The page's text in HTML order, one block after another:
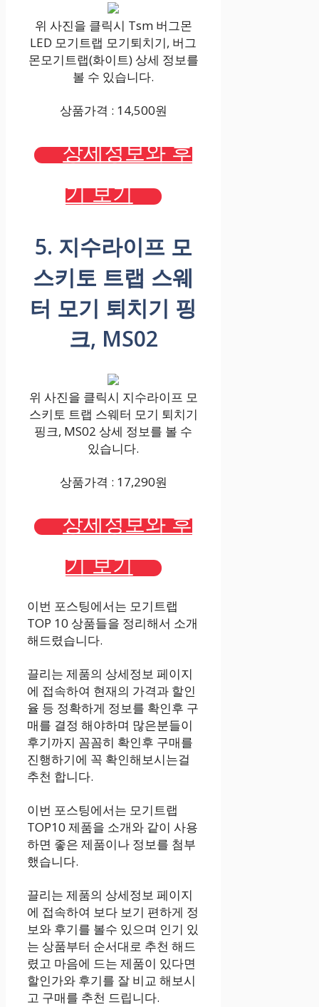
위 사진을 클릭시 Tsm 버그몬
LED 모기트랩 모기퇴치기, 버그
몬모기트랩(화이트) 상세 정보를
볼 수 있습니다.
상품가격 : 14,500원
상세정보와 후
기 보기
5. 지수라이프 모
스키토 트랩 스웨
터 모기 퇴치기 핑
크, MS02
위 사진을 클릭시 지수라이프 모
스키토 트랩 스웨터 모기 퇴치기
핑크, MS02 상세 정보를 볼 수
있습니다.
상품가격 : 17,290원
상세정보와 후
기 보기
이번 포스팅에서는 모기트랩
TOP 10 상품들을 정리해서 소개
해드렸습니다.
끌리는 제품의 상세정보 페이지
에 접속하여 현재의 가격과 할인
율 등 정확하게 정보를 확인후 구
매를 결정 해야하며 많은분들이
후기까지 꼼꼼히 확인후 구매를
진행하기에 꼭 확인해보시는걸
추천 합니다.
이번 포스팅에서는 모기트랩
TOP10 제품을 소개와 같이 사용
하면 좋은 제품이나 정보를 첨부
했습니다.
끌리는 제품의 상세정보 페이지
에 접속하여 보다 보기 편하게 정
보와 후기를 볼수 있으며 인기 있
는 상품부터 순서대로 추천 해드
렸고 마음에 드는 제품이 있다면
할인가와 후기를 잘 비교 해보시
고 구매를 추천 드립니다.